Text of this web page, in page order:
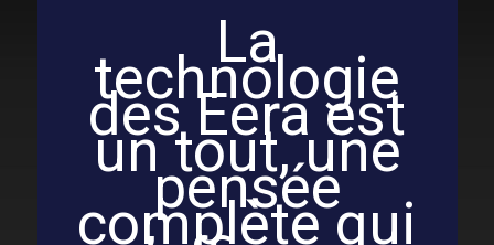
La
technologie
des Eera est
un tout, une
pensée
complète qui